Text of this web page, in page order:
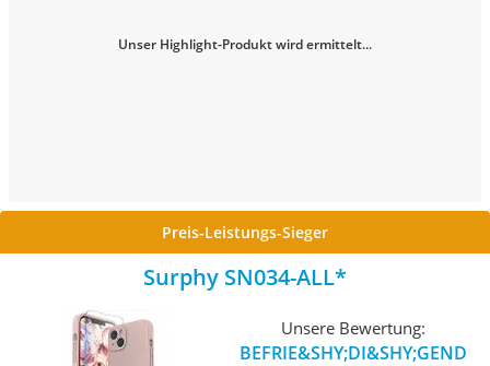
Unser Highlight-Produkt wird ermittelt...
Preis-Leistungs-Sieger
Surphy SN034-ALL
Unsere Bewertung:
BEFRIE&SHY;DI&SHY;GEND